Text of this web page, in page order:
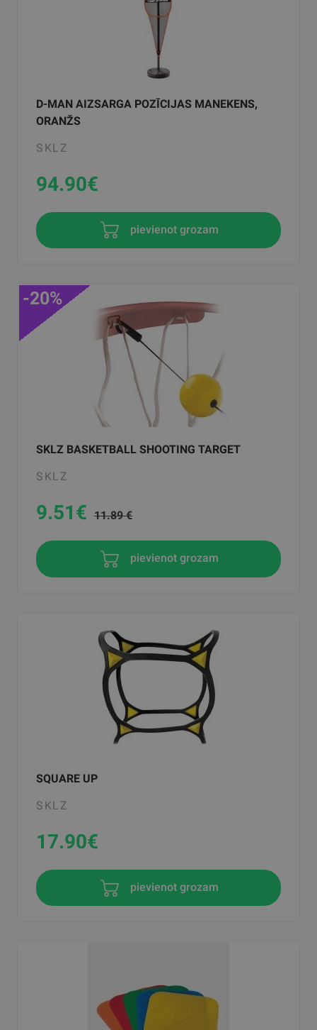
D-MAN AIZSARGA POZĪCIJAS MANEKENS,
ORANŽS
SKLZ
94.90€
pievienot grozam
SKLZ BASKETBALL SHOOTING TARGET
SKLZ
-20%
9.51€ 11.89 €
pievienot grozam
SQUARE UP
SKLZ
17.90€
pievienot grozam